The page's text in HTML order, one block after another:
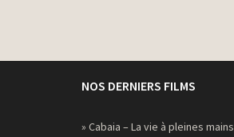
NOS DERNIERS FILMS
» Cabaia – La vie à pleines mains